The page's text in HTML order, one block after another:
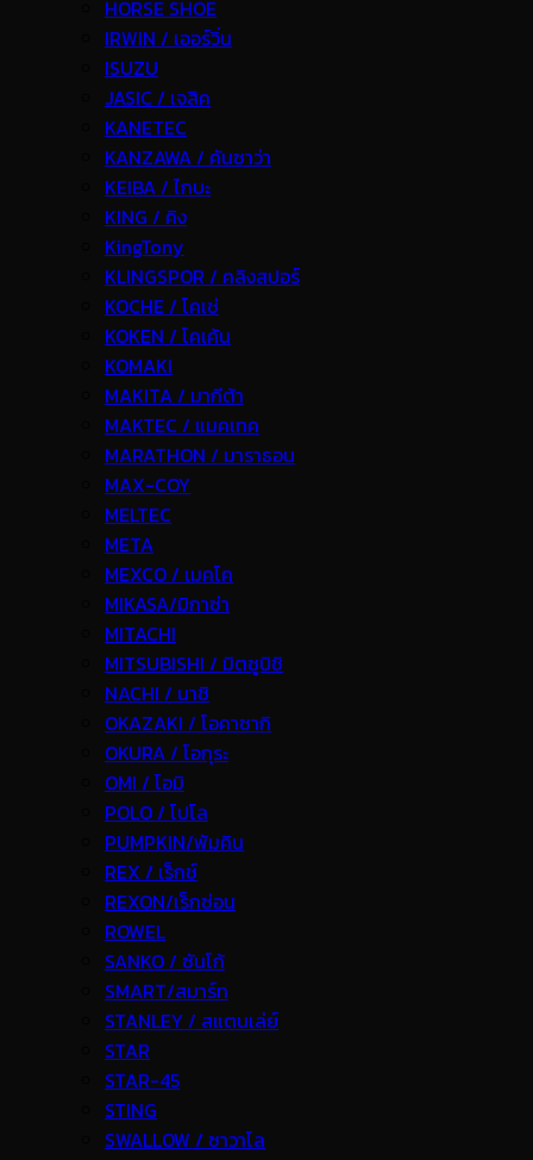
HORSE SHOE
IRWIN / เออร์วิ่น
ISUZU
JASIC / เจสิค
KANETEC
KANZAWA / คันซาว่า
KEIBA / ไกบะ
KING / คิง
KingTony
KLINGSPOR / คลิงสปอร์
KOCHE / โคเช่
KOKEN / โคเค้น
KOMAKI
MAKITA / มากีต้า
MAKTEC / แมคเทค
MARATHON / มาราธอน
MAX-COY
MELTEC
META
MEXCO / เมคโค
MIKASA/มิกาซ่า
MITACHI
MITSUBISHI / มิตซูบิชิ
NACHI / นาชิ
OKAZAKI / โอคาซากิ
OKURA / โอกุระ
OMI / โอมิ
POLO / โปโล
PUMPKIN/พัมคิน
REX / เร็กช์
REXON/เร็กซ่อน
ROWEL
SANKO / ซันโก้
SMART/สมาร์ท
STANLEY / สแตนเล่ย์
STAR
STAR-45
STING
SWALLOW / ซาวาโล